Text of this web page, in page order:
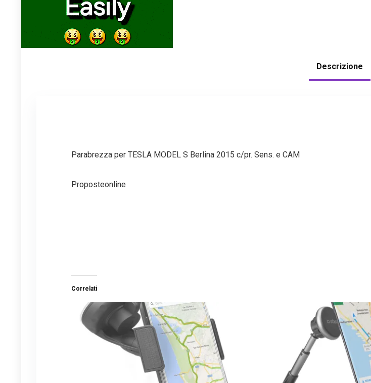
Descrizione
Parabrezza per TESLA MODEL S Berlina 2015 c/pr. Sens. e CAM
Proposteonline
Correlati